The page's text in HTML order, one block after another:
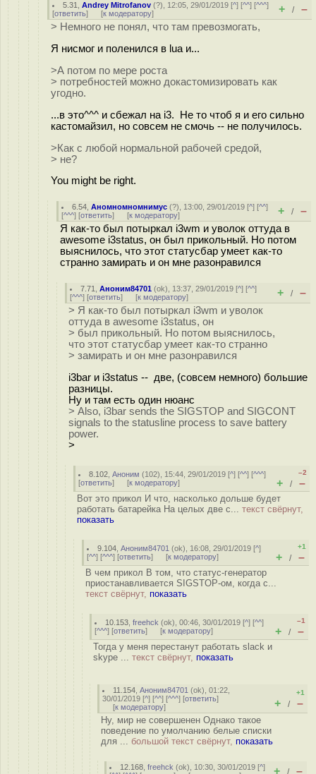
5.31 ,Andrey Mitrofanov (?), 12:05, 29/01/2019 [^] [^^] [^^^]
[ответить] [к модератору] + / –
> Немного не понял, что там превозмогать,
Я нисмог и поленился в lua и...
>А потом по мере роста
> потребностей можно докастомизировать как
угодно.
...в это^^^ и сбежал на i3. Не то чтоб я и его сильно
кастомайзил, но совсем не смочь -- не получилось.
>Как с любой нормальной рабочей средой,
> не?
You might be right.
6.54 ,Аномномномнимус (?), 13:00, 29/01/2019 [^] [^^]
[^^^] [ответить] [к модератору] + / –
Я как-то был потыркал i3wm и уволок оттуда в
awesome i3status, он был прикольный. Но потом
выяснилось, что этот статусбар умеет как-то
странно замирать и он мне разонравился
7.71 ,Аноним84701 (ok), 13:37, 29/01/2019 [^] [^^]
[^^^] [ответить] [к модератору] + / –
> Я как-то был потыркал i3wm и уволок
оттуда в awesome i3status, он
> был прикольный. Но потом выяснилось,
что этот статусбар умеет как-то странно
> замирать и он мне разонравился
i3bar и i3status -- две, (совсем немного) большие
разницы.
Ну и там есть один нюанс
> Also, i3bar sends the SIGSTOP and SIGCONT
signals to the statusline process to save battery
power.
>
8.102 ,Аноним (102), 15:44, 29/01/2019 [^] [^^] [^^^]
[ответить] [к модератору]
–2
+ / –
Вот это прикол И что, насколько дольше будет
работать батарейка На целых две с... текст свёрнут,
показать
9.104 ,Аноним84701 (ok), 16:08, 29/01/2019 [^]
[^^] [^^^] [ответить] [к модератору]
+1
+ / –
В чем прикол В том, что статус-генератор
приостанавливается SIGSTOP-ом, когда с...
текст свёрнут, показать
10.153 ,freehck (ok), 00:46, 30/01/2019 [^] [^^]
[^^^] [ответить] [к модератору]
–1
+ / –
Тогда у меня перестанут работать slack и
skype ... текст свёрнут, показать
11.154 ,Аноним84701 (ok), 01:22,
30/01/2019 [^] [^^] [^^^] [ответить]
[к модератору]
+1
+ / –
Ну, мир не совершенен Однако такое
поведение по умолчанию белые списки
для ... большой текст свёрнут, показать
12.168 ,freehck (ok), 10:30, 30/01/2019 [^]
+ / –